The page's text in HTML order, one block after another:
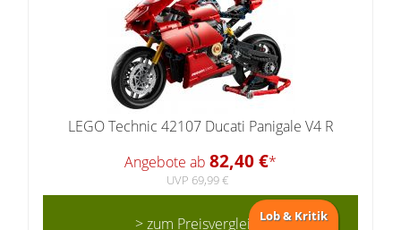
LEGO Technic 42107 Ducati Panigale V4 R
Angebote ab 82,40 €*
UVP 69,99 €
> zum PreisvergleichLob & Kritik